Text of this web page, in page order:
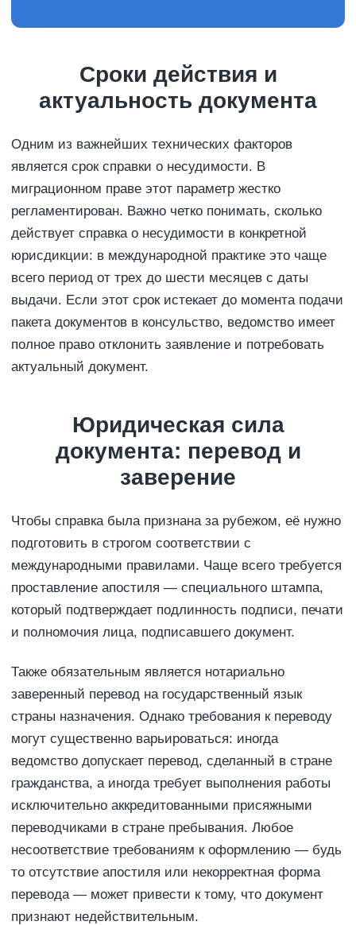
Сроки действия и
актуальность документа
Одним из важнейших технических факторов
является срок справки о несудимости. В
миграционном праве этот параметр жестко
регламентирован. Важно четко понимать, сколько
действует справка о несудимости в конкретной
юрисдикции: в международной практике это чаще
всего период от трех до шести месяцев с даты
выдачи. Если этот срок истекает до момента подачи
пакета документов в консульство, ведомство имеет
полное право отклонить заявление и потребовать
актуальный документ.
Юридическая сила
документа: перевод и
заверение
Чтобы справка была признана за рубежом, её нужно
подготовить в строгом соответствии с
международными правилами. Чаще всего требуется
проставление апостиля — специального штампа,
который подтверждает подлинность подписи, печати
и полномочия лица, подписавшего документ.
Также обязательным является нотариально
заверенный перевод на государственный язык
страны назначения. Однако требования к переводу
могут существенно варьироваться: иногда
ведомство допускает перевод, сделанный в стране
гражданства, а иногда требует выполнения работы
исключительно аккредитованными присяжными
переводчиками в стране пребывания. Любое
несоответствие требованиям к оформлению — будь
то отсутствие апостиля или некорректная форма
перевода — может привести к тому, что документ
признают недействительным.